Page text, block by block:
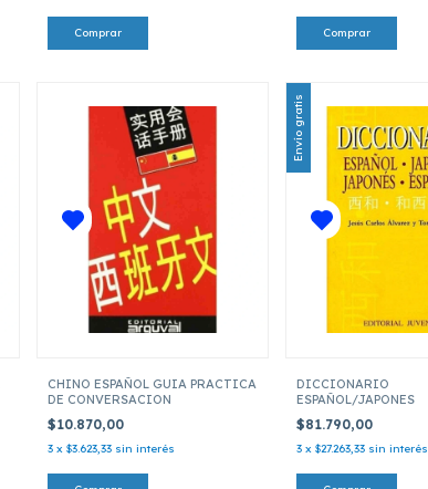
CHINO ESPAÑOL GUIA PRACTICA
DE CONVERSACION
$10.870,00
3 x $3.623,33 sin interés
Envío gratis
DICCIONARIO
ESPAÑOL/JAPONES
$81.790,00
3 x $27.263,33 sin interés